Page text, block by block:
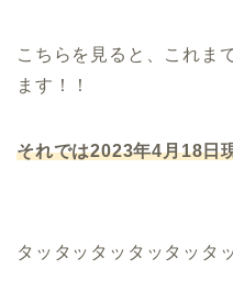
こちらを見ると、これま
ます！！
それでは2023年4月18日
タッタッタッタッタッタ